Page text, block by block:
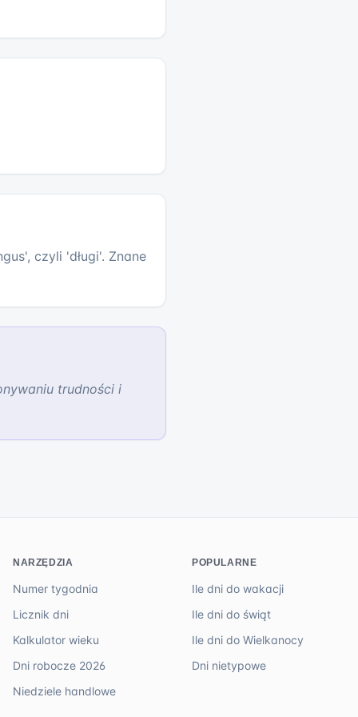
czyli 'długi'. Znane
trudności i
NARZĘDZIA
Numer tygodnia
Licznik dni
Kalkulator wieku
Dni robocze 2026
Niedziele handlowe
POPULARNE
Ile dni do wakacji
Ile dni do świąt
Ile dni do Wielkanocy
Dni nietypowe